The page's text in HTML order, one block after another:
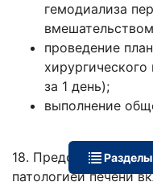
гемодиализа
проведение
за 1 день);
выполнение
18.
патологией печени
Разделы